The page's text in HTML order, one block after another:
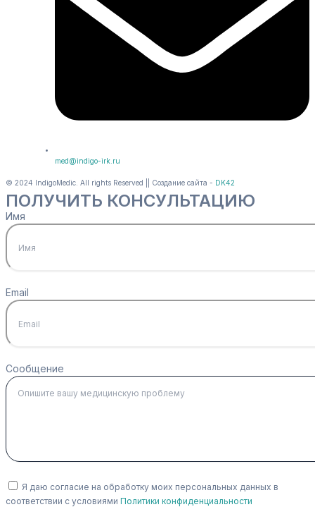
med@indigo-irk.ru
© 2024 IndigoMedic. All rights Reserved || Создание сайта - DK42
ПОЛУЧИТЬ КОНСУЛЬТАЦИЮ
Имя
Email
Сообщение
Я даю согласие на обработку моих персональных данных в
соответствии с условиями Политики конфиденциальности